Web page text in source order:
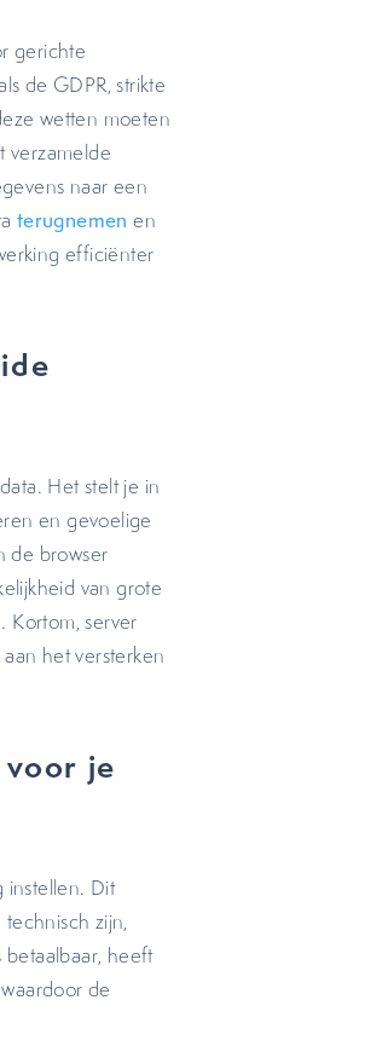
gerichte
de GDPR, strikte
wetten moeten
verzamelde
naar een
terugnemen en
efficiënter
Het stelt je in
en gevoelige
de browser
van grote
Kortom, server
het versterken
je
instellen. Dit
zijn,
betaalbaar, heeft
de